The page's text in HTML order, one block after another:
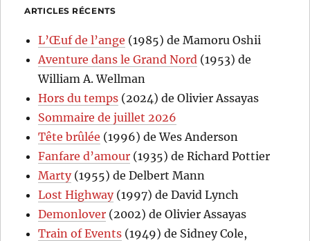
ARTICLES RÉCENTS
L’Œuf de l’ange (1985) de Mamoru Oshii
Aventure dans le Grand Nord (1953) de
William A. Wellman
Hors du temps (2024) de Olivier Assayas
Sommaire de juillet 2026
Tête brûlée (1996) de Wes Anderson
Fanfare d’amour (1935) de Richard Pottier
Marty(1955) de Delbert Mann
Lost Highway(1997) de David Lynch
Demonlover (2002) de Olivier Assayas
Train of Events (1949) de Sidney Cole,